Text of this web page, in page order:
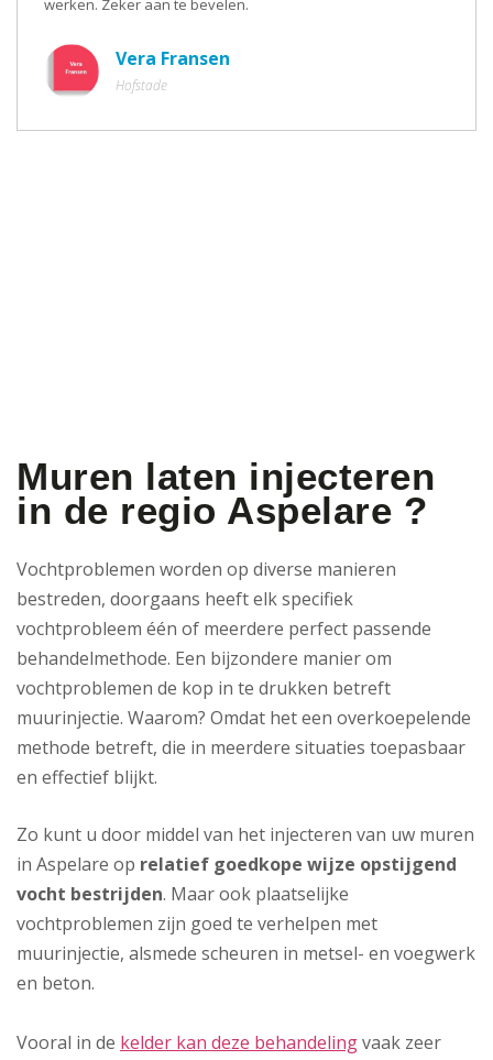
werken. Zeker aan te bevelen.
Vera Fransen
Hofstade
Muren laten injecteren
in de regio Aspelare ?
Vochtproblemen worden op diverse manieren
bestreden, doorgaans heeft elk specifiek
vochtprobleem één of meerdere perfect passende
behandelmethode. Een bijzondere manier om
vochtproblemen de kop in te drukken betreft
muurinjectie. Waarom? Omdat het een overkoepelende
methode betreft, die in meerdere situaties toepasbaar
en effectief blijkt.
Zo kunt u door middel van het injecteren van uw muren
in Aspelare op relatief goedkope wijze opstijgend
vocht bestrijden. Maar ook plaatselijke
vochtproblemen zijn goed te verhelpen met
muurinjectie, alsmede scheuren in metsel- en voegwerk
en beton.
Vooral in de kelder kan deze behandelingvaak zeer